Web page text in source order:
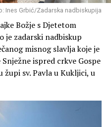
Ines Grbić/Zadarska nadbiskupija
Božje s Djetetom
je zadarski nadbiskup
misnog slavlja koje je
ispred crkve Gospe
župi sv. Pavla u Kukljici, u